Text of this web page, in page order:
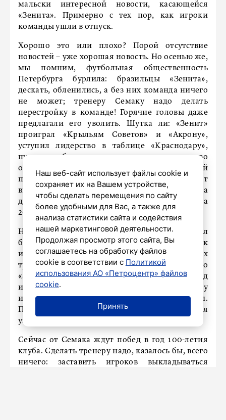
мальски интересной новости, касающейся
«Зенита». Примерно с тех пор, как игроки
команды ушли в отпуск.
Хорошо это или плохо? Порой отсутствие
новостей – уже хорошая новость. Но осенью же,
мы помним, футбольная общественность
Петербурга бурлила: бразильцы «Зенита»,
дескать, обленились, а без них команда ничего
не может; тренеру Семаку надо делать
перестройку в команде! Горячие головы даже
предлагали его уволить. Шутка ли: «Зенит»
проиграл «Крыльям Советов» и «Акрону»,
уступил лидерство в таблице «Краснодару»,
пусть и набрал с ним одинаковое количество
очков. Но начальство «Зенита» дало четкий
посыл на эту тему: Семак остается и будет
выполнять обязанности главного тренера
до окончания срока контракта – до лета
2030 года.
Ну это, положим, никто не знает, как говорил
булгаковский буфетчик, – когда и чей срок
истечет. В спорте – тем более. И не таких
тренеров, как Семак, увольняли, как только
«Зенит» переставал показывать под
их руководством привлекательную игру
и хорошие результаты: и Адвоката, и Спаллетти.
Просто Семак за шесть лет не давал повода себя
уволить.
Сейчас от Семака ждут побед в год 100-летия
клуба. Сделать тренеру надо, казалось бы, всего
ничего: заставить игроков выкладываться
Наш веб-сайт использует файлы cookie и
сохраняет их на Вашем устройстве,
чтобы сделать перемещения по сайту
более удобными для Вас, а также для
анализа статистики сайта и содействия
нашей маркетинговой деятельности.
Продолжая просмотр этого сайта, Вы
соглашаетесь на обработку файлов
cookie в соответствии с Политикой
использования АО «Петроцентр» файлов
cookie.
Принять